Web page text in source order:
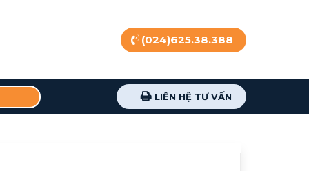
(024)625.38.388
LIÊN HỆ TƯ VẤN